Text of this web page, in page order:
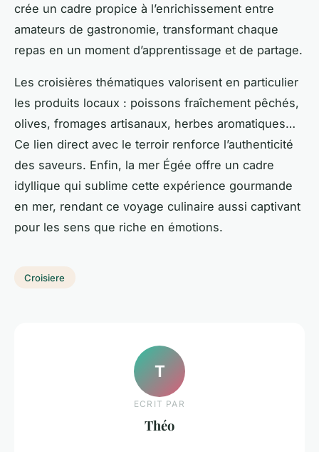
crée un cadre propice à l’enrichissement entre
amateurs de gastronomie, transformant chaque
repas en un moment d’apprentissage et de partage.
Les croisières thématiques valorisent en particulier
les produits locaux : poissons fraîchement pêchés,
olives, fromages artisanaux, herbes aromatiques…
Ce lien direct avec le terroir renforce l’authenticité
des saveurs. Enfin, la mer Égée offre un cadre
idyllique qui sublime cette expérience gourmande
en mer, rendant ce voyage culinaire aussi captivant
pour les sens que riche en émotions.
Croisiere
T
ECRIT PAR
Théo